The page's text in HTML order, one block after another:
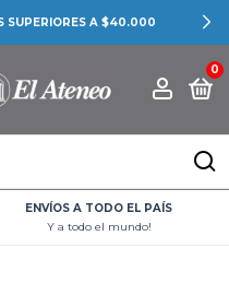
SUPERIORES A $40.000
0
ENVÍOS A TODO EL PAÍS
Y a todo el mundo!